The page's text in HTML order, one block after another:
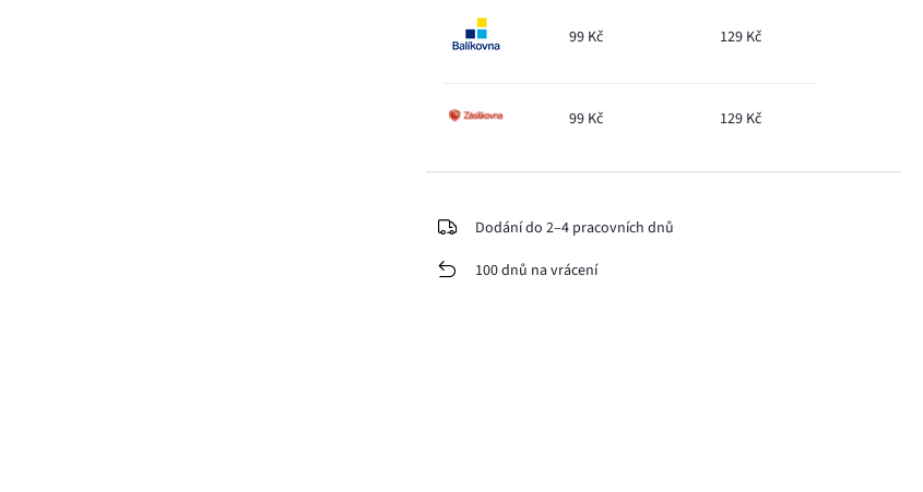
99 Kč 129 Kč
99 Kč 129 Kč
Dodání do 2–4 pracovních dnů
100 dnů na vrácení